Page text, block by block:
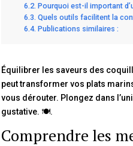
Pourquoi est-il important
Quels outils facilitent la
Publications similaires :
Équilibrer les saveurs des
peut transformer vos plats
vous dérouter. Plongez dans
gustative. 🍽️.
Comprendre les